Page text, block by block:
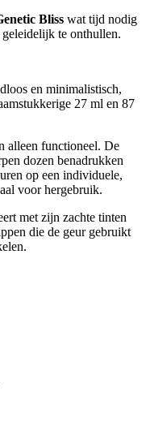
Bliss wat tijd nodig
te onthullen.
en minimalistisch,
27 ml en 87
alleen functioneel. De
dozen benadrukken
op een individuele,
voor hergebruik.
met zijn zachte tinten
die de geur gebruikt